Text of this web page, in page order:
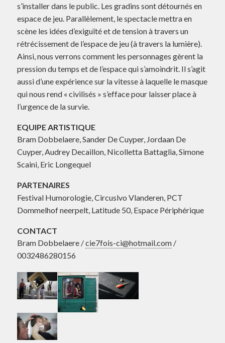
s’installer dans le public. Les gradins sont détournés en
espace de jeu. Parallèlement, le spectacle mettra en
scène les idées d’exiguïté et de tension à travers un
rétrécissement de l’espace de jeu (à travers la lumière).
Ainsi, nous verrons comment les personnages gèrent la
pression du temps et de l’espace qui s’amoindrit. Il s’agit
aussi d’une expérience sur la vitesse à laquelle le masque
qui nous rend « civilisés » s’efface pour laisser place à
l’urgence de la survie.
EQUIPE ARTISTIQUE
Bram Dobbelaere, Sander De Cuyper, Jordaan De
Cuyper, Audrey Decaillon, Nicolletta Battaglia, Simone
Scaini, Eric Longequel
PARTENAIRES
Festival Humorologie, Circuslvo Vlanderen, PCT
Dommelhof neerpelt, Latitude 50, Espace Périphérique
CONTACT
Bram Dobbelaere /cie7fois-ci@hotmail.com/
0032486280156